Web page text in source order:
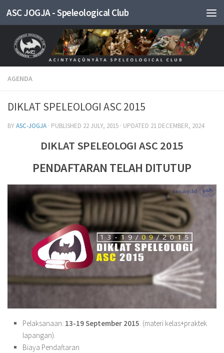
Skip to content
ASC JOGJA - Speleological Club
AGENDA
DIKLAT SPELEOLOGI ASC 2015
BYASC-JOGJA · PUBLISHED 22 JULY, 2015 · UPDATED 21 DECEMBER, 2024
DIKLAT SPELEOLOGI ASC 2015
PENDAFTARAN TELAH DITUTUP
Pelaksanaan: 13-19 September 2015 . (materi kelas+praktek
lapangan).
Biaya Pendaftaran